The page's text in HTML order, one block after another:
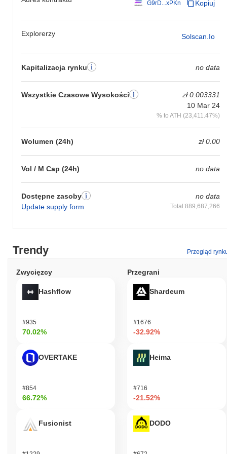
G9rD...xPKn Kopiuj
Explorerzy Solscan.io
Kapitalizacja rynku no data
Wszystkie Czasowe Wysokości
zł 0.003331
10 Mar 24
% to ATH (23,411.47%)
Wolumen (24h) zł 0.00
Vol / M Cap (24h) no data
Dostępne zasoby
Update supply form
no data
Total:889,687,266
Trendy Przegląd
Zwycięzcy
Hashflow
#935
70.02%
OVERTAKE
#854
66.72%
Fusionist
Przegrani
Shardeum
#1676
-32.92%
Heima
#716
-21.52%
DODO